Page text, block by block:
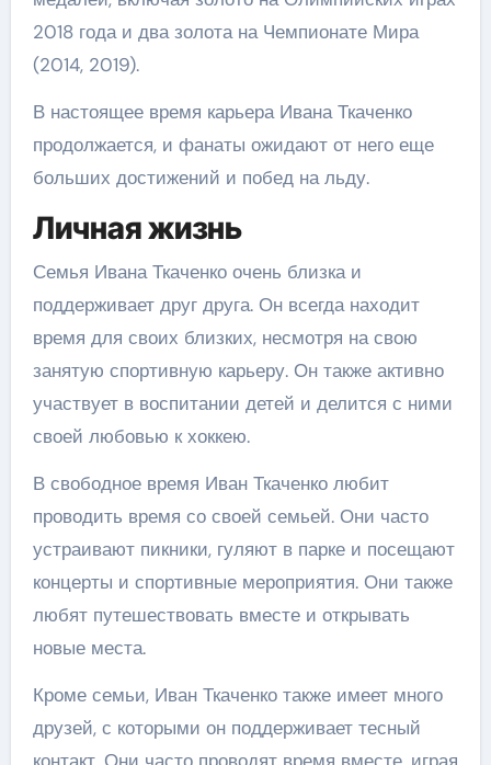
2018 года и два золота на Чемпионате Мира
(2014, 2019).
В настоящее время карьера Ивана Ткаченко
продолжается, и фанаты ожидают от него еще
больших достижений и побед на льду.
Личная жизнь
Семья Ивана Ткаченко очень близка и
поддерживает друг друга. Он всегда находит
время для своих близких, несмотря на свою
занятую спортивную карьеру. Он также активно
участвует в воспитании детей и делится с ними
своей любовью к хоккею.
В свободное время Иван Ткаченко любит
проводить время со своей семьей. Они часто
устраивают пикники, гуляют в парке и посещают
концерты и спортивные мероприятия. Они также
любят путешествовать вместе и открывать
новые места.
Кроме семьи, Иван Ткаченко также имеет много
друзей, с которыми он поддерживает тесный
контакт. Они часто проводят время вместе, играя